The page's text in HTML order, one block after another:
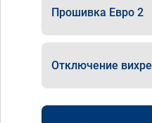
Прошивка Евро 2
Отключение